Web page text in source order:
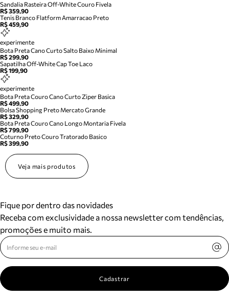
Sandalia Rasteira Off-White Couro Fivela
R$ 359,90
Tenis Branco Flatform Amarracao Preto
R$ 459,90
experimente
Bota Preta Cano Curto Salto Baixo Minimal
R$ 299,90
Sapatilha Off-White Cap Toe Laco
R$ 199,90
experimente
Bota Preta Couro Cano Curto Ziper Basica
R$ 499,90
Bolsa Shopping Preto Mercato Grande
R$ 329,90
Bota Preta Couro Cano Longo Montaria Fivela
R$ 799,90
Coturno Preto Couro Tratorado Basico
R$ 399,90
Veja mais produtos
Fique por dentro das novidades
Receba com exclusividade a nossa newsletter com tendências,
promoções e muito mais.
Cadastrar